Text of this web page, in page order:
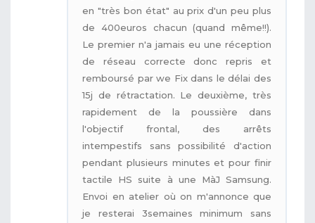
en "très bon état" au prix d'un peu plus
de 400euros chacun (quand même!!).
Le premier n'a jamais eu une réception
de réseau correcte donc repris et
remboursé par we Fix dans le délai des
15j de rétractation. Le deuxième, très
rapidement de la poussière dans
l'objectif frontal, des arrêts
intempestifs sans possibilité d'action
pendant plusieurs minutes et pour finir
tactile HS suite à une MàJ Samsung.
Envoi en atelier où on m'annonce que
je resterai 3semaines minimum sans